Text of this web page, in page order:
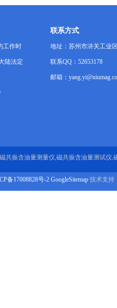
工作时
陆法定
联系方式
地址：苏州市浒关工业
联系QQ：52653178
邮箱：
共振含油量测量仪,磁共振含油量测试仪,
备17008828号-2 GoogleSitemap 技术支持